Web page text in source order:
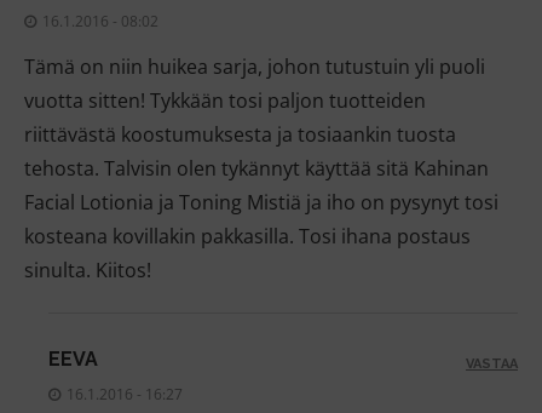
16.1.2016 - 08:02
Tämä on niin huikea sarja, johon tutustuin yli puoli
vuotta sitten! Tykkään tosi paljon tuotteiden
riittävästä koostumuksesta ja tosiaankin tuosta
tehosta. Talvisin olen tykännyt käyttää sitä Kahinan
Facial Lotionia ja Toning Mistiä ja iho on pysynyt tosi
kosteana kovillakin pakkasilla. Tosi ihana postaus
sinulta. Kiitos!
EEVA
16.1.2016 - 16:27
VASTAA